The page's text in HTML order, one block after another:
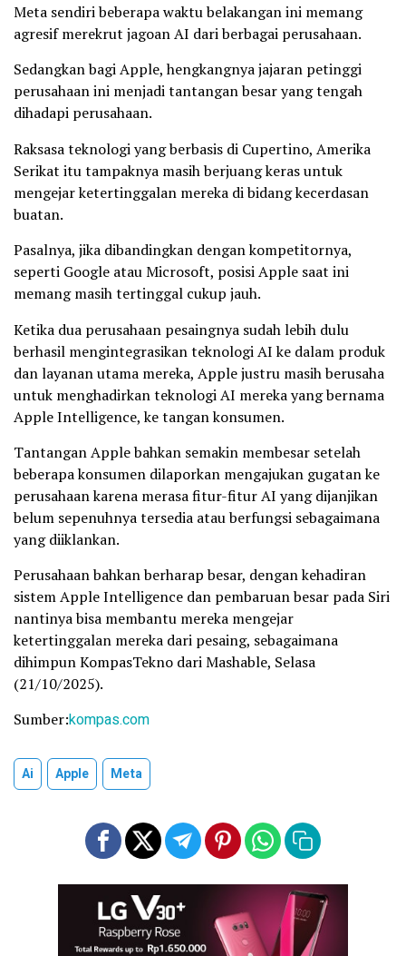
Meta sendiri beberapa waktu belakangan ini memang
agresif merekrut jagoan AI dari berbagai perusahaan.
Sedangkan bagi Apple, hengkangnya jajaran petinggi
perusahaan ini menjadi tantangan besar yang tengah
dihadapi perusahaan.
Raksasa teknologi yang berbasis di Cupertino, Amerika
Serikat itu tampaknya masih berjuang keras untuk
mengejar ketertinggalan mereka di bidang kecerdasan
buatan.
Pasalnya, jika dibandingkan dengan kompetitornya,
seperti Google atau Microsoft, posisi Apple saat ini
memang masih tertinggal cukup jauh.
Ketika dua perusahaan pesaingnya sudah lebih dulu
berhasil mengintegrasikan teknologi AI ke dalam produk
dan layanan utama mereka, Apple justru masih berusaha
untuk menghadirkan teknologi AI mereka yang bernama
Apple Intelligence, ke tangan konsumen.
Tantangan Apple bahkan semakin membesar setelah
beberapa konsumen dilaporkan mengajukan gugatan ke
perusahaan karena merasa fitur-fitur AI yang dijanjikan
belum sepenuhnya tersedia atau berfungsi sebagaimana
yang diiklankan.
Perusahaan bahkan berharap besar, dengan kehadiran
sistem Apple Intelligence dan pembaruan besar pada Siri
nantinya bisa membantu mereka mengejar
ketertinggalan mereka dari pesaing, sebagaimana
dihimpun KompasTekno dari Mashable, Selasa
(21/10/2025).
Sumber:kompas.com
Ai Apple Meta